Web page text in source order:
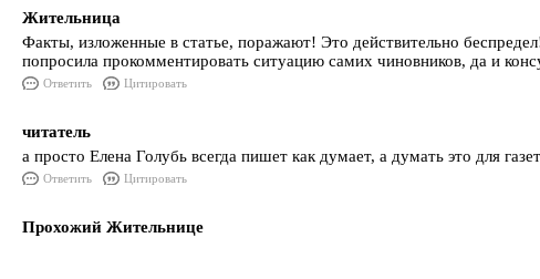
Жительница
Факты, изложенные в статье, поражают! Это действительно
попросила прокомментировать ситуацию самих чиновников, да и
Ответить Цитировать
читатель
а просто Елена Голубь всегда пишет как думает, а думать это для
Ответить Цитировать
Прохожий Жительнице